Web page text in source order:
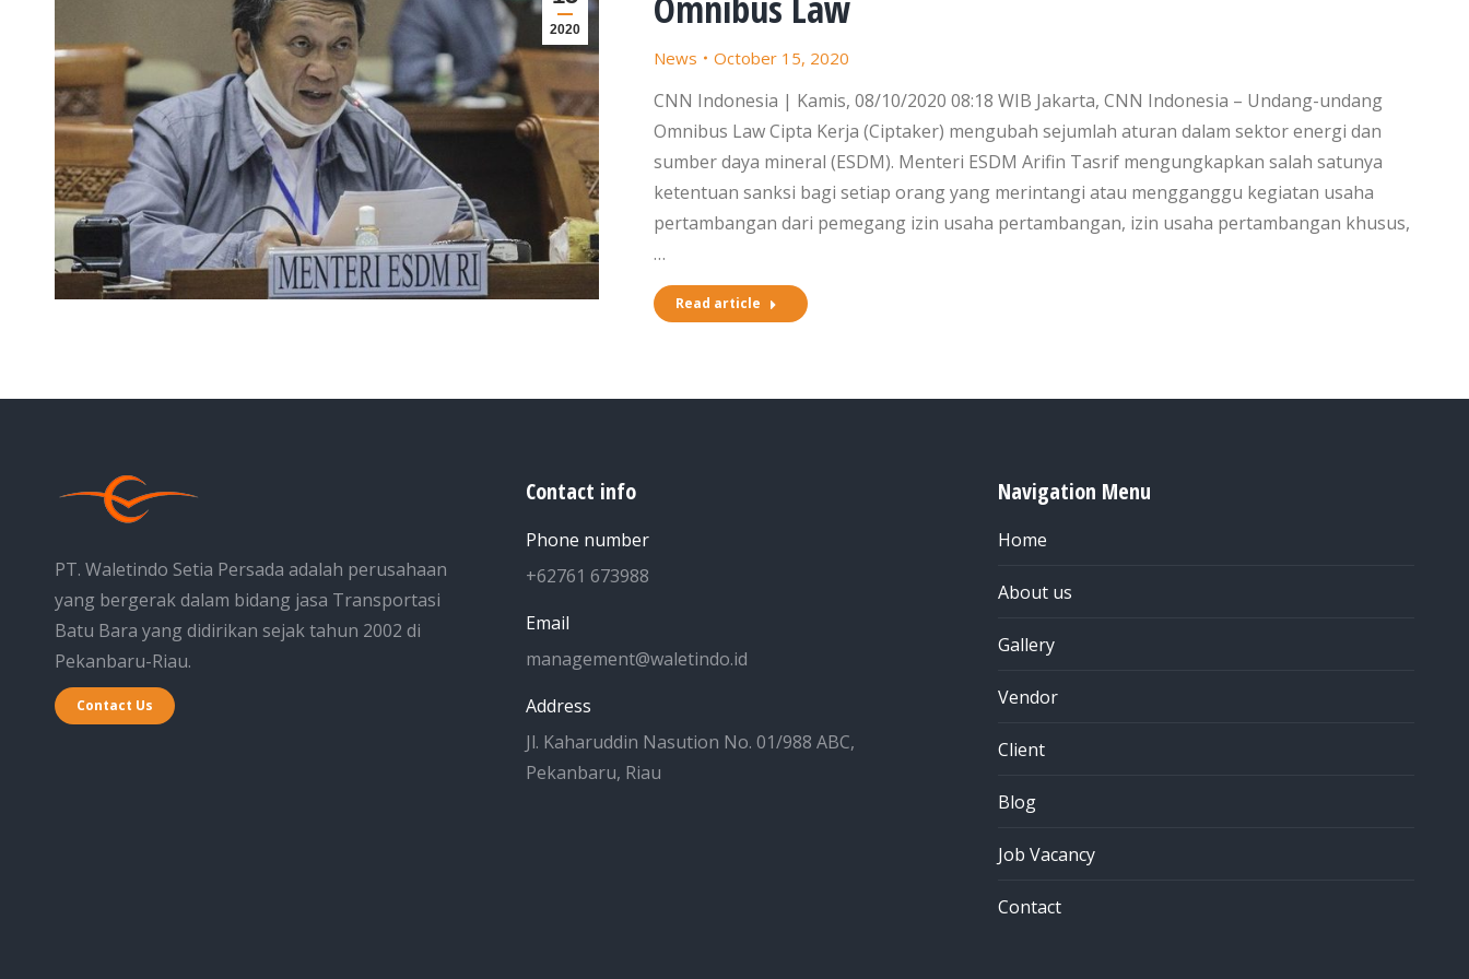
2020
News October 15, 2020
CNN Indonesia | Kamis, 08/10/2020 08:18 WIB Jakarta, CNN Indonesia – Undang-undang
Omnibus Law Cipta Kerja (Ciptaker) mengubah sejumlah aturan dalam sektor energi dan
sumber daya mineral (ESDM). Menteri ESDM Arifin Tasrif mengungkapkan salah satunya
ketentuan sanksi bagi setiap orang yang merintangi atau mengganggu kegiatan usaha
pertambangan dari pemegang izin usaha pertambangan, izin usaha pertambangan khusus,
…
Read article
PT. Waletindo Setia Persada adalah perusahaan
yang bergerak dalam bidang jasa Transportasi
Batu Bara yang didirikan sejak tahun 2002 di
Pekanbaru-Riau.
Contact Us
Contact info
Phone number
+62761 673988
Email
management@waletindo.id
Address
Jl. Kaharuddin Nasution No. 01/988 ABC,
Pekanbaru, Riau
Navigation Menu
Home
About us
Gallery
Vendor
Client
Blog
Job Vacancy
Contact